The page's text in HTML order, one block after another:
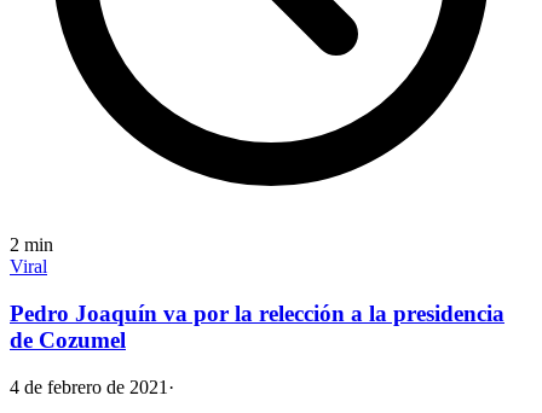
2 min
Viral
Pedro Joaquín va por la relección a la presidencia
de Cozumel
4 de febrero de 2021 ·